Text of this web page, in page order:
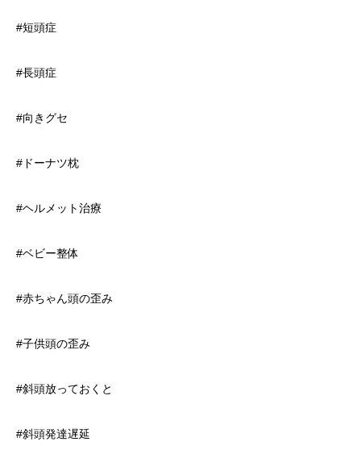
#短頭症
#長頭症
#向きグセ
#ドーナツ枕
#ヘルメット治療
#ベビー整体
#赤ちゃん頭の歪み
#子供頭の歪み
#斜頭放っておくと
#斜頭発達遅延